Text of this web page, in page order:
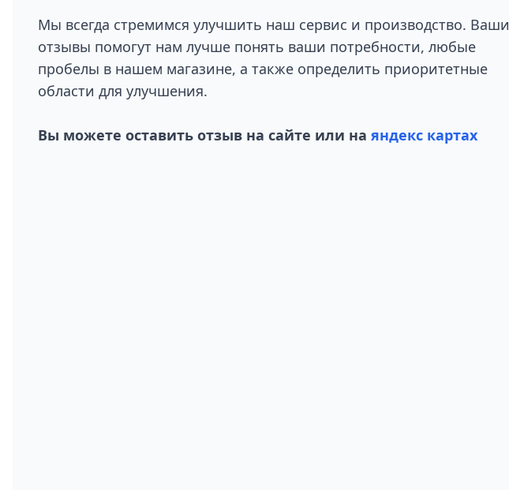
Мы всегда стремимся улучшить наш сервис и производство. Ваши
отзывы помогут нам лучше понять ваши потребности, любые
пробелы в нашем магазине, а также определить приоритетные
области для улучшения.
Вы можете оставить отзыв на сайте или на яндекс картах